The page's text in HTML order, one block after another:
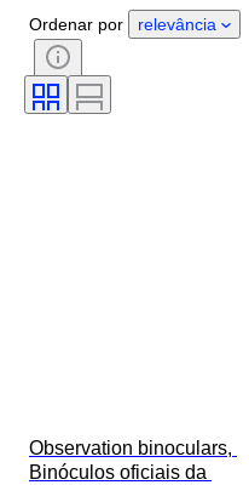
Técnica
Idioma
Cor
Montagem da lente
Tipo de microscópio
Ordenar por relevância
Observation binoculars,
Binóculos oficiais da